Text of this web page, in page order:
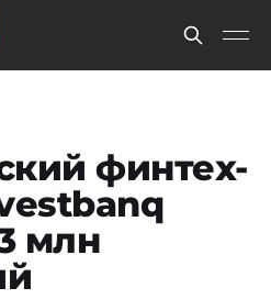
финтех-
млн